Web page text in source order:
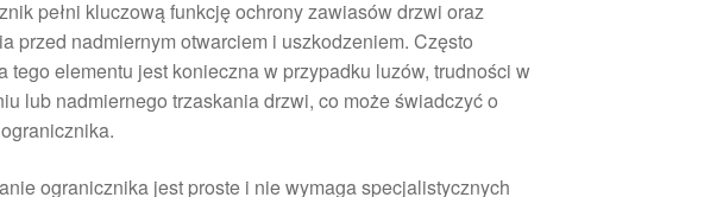
pełni kluczową funkcję ochrony zawiasów drzwi oraz
przed nadmiernym otwarciem i uszkodzeniem. Często
tego elementu jest konieczna w przypadku luzów, trudności w
lub nadmiernego trzaskania drzwi, co może świadczyć o
ogranicznika jest proste i nie wymaga specjalistycznych